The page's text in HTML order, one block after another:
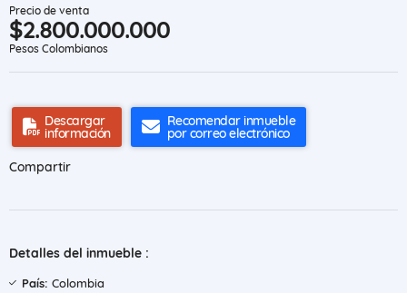
Precio de venta
$2.800.000.000
Pesos Colombianos
Descargar
información
Recomendar inmueble
por correo electrónico
Compartir
Detalles del inmueble :
País: Colombia